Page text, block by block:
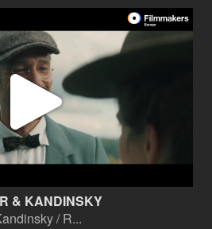
wideo
& KANDINSKY
/ R...